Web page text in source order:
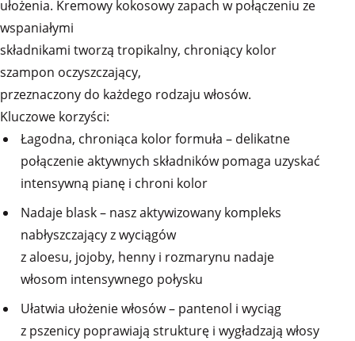
ułożenia. Kremowy kokosowy zapach w połączeniu ze
wspaniałymi
składnikami tworzą tropikalny, chroniący kolor
szampon oczyszczający,
przeznaczony do każdego rodzaju włosów.
Kluczowe korzyści:
Łagodna, chroniąca kolor formuła – delikatne
połączenie aktywnych składników pomaga uzyskać
intensywną pianę i chroni kolor
Nadaje blask – nasz aktywizowany kompleks
nabłyszczający z wyciągów
z aloesu, jojoby, henny i rozmarynu nadaje
włosom intensywnego połysku
Ułatwia ułożenie włosów – pantenol i wyciąg
z pszenicy poprawiają strukturę i wygładzają włosy